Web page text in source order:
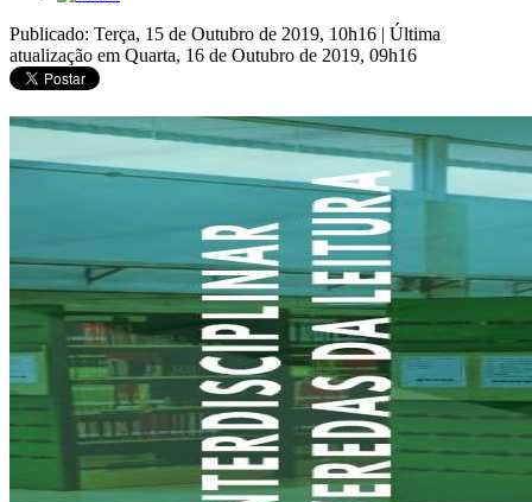
Publicado: Terça, 15 de Outubro de 2019, 10h16 | Última
atualização em Quarta, 16 de Outubro de 2019, 09h16